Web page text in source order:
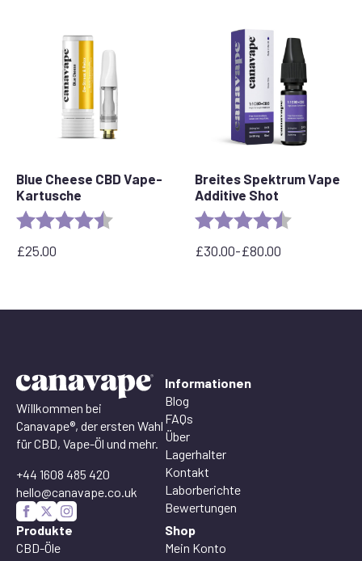
Blue Cheese CBD Vape-
Kartusche
Rating: 4.5 out of 5 stars
£25.00
Breites Spektrum Vape
Additive Shot
Rating: 4.8 out of 5
£30.00-£80.00
Preisspanne:
bis
Willkommen bei
Canavape®, der ersten Wahl
für CBD, Vape-Öl und mehr.
+44 1608 485 420
hello@canavape.co.uk
Informationen
Blog
FAQs
Über
Lagerhalter
Kontakt
Laborberichte
Bewertungen
Produkte
CBD-Öle
Shop
Mein Konto